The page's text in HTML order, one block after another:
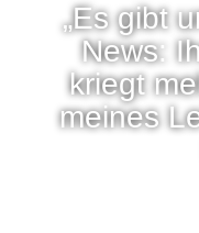
„Es gibt
News:
kriegt
meines